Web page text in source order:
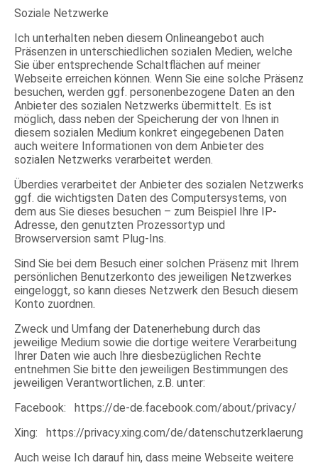
Soziale Netzwerke
Ich unterhalten neben diesem Onlineangebot auch
Präsenzen in unterschiedlichen sozialen Medien, welche
Sie über entsprechende Schaltflächen auf meiner
Webseite erreichen können. Wenn Sie eine solche Präsenz
besuchen, werden ggf. personenbezogene Daten an den
Anbieter des sozialen Netzwerks übermittelt. Es ist
möglich, dass neben der Speicherung der von Ihnen in
diesem sozialen Medium konkret eingegebenen Daten
auch weitere Informationen von dem Anbieter des
sozialen Netzwerks verarbeitet werden.
Überdies verarbeitet der Anbieter des sozialen Netzwerks
ggf. die wichtigsten Daten des Computersystems, von
dem aus Sie dieses besuchen – zum Beispiel Ihre IP-
Adresse, den genutzten Prozessortyp und
Browserversion samt Plug-Ins.
Sind Sie bei dem Besuch einer solchen Präsenz mit Ihrem
persönlichen Benutzerkonto des jeweiligen Netzwerkes
eingeloggt, so kann dieses Netzwerk den Besuch diesem
Konto zuordnen.
Zweck und Umfang der Datenerhebung durch das
jeweilige Medium sowie die dortige weitere Verarbeitung
Ihrer Daten wie auch Ihre diesbezüglichen Rechte
entnehmen Sie bitte den jeweiligen Bestimmungen des
jeweiligen Verantwortlichen, z.B. unter:
Facebook: https://de-de.facebook.com/about/privacy/
Xing: https://privacy.xing.com/de/datenschutzerklaerung
Auch weise Ich darauf hin, dass meine Webseite weitere